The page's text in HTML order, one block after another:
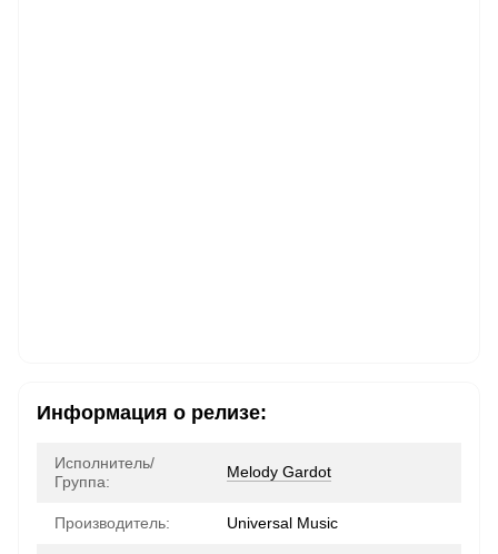
Информация о релизе:
Исполнитель/
Группа:
Melody Gardot
Производитель: Universal Music